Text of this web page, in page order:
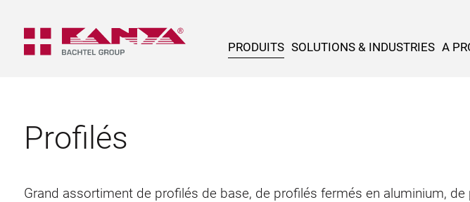
PRODUITS SOLUTIONS & INDUSTRIES A
Profilés
Grand assortiment de profilés de base, de profilés fermés en aluminium,